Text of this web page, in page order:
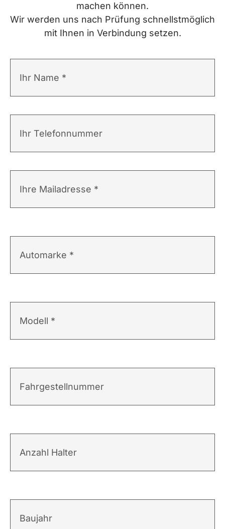
machen können.
Wir werden uns nach Prüfung schnellstmöglich
mit Ihnen in Verbindung setzen.